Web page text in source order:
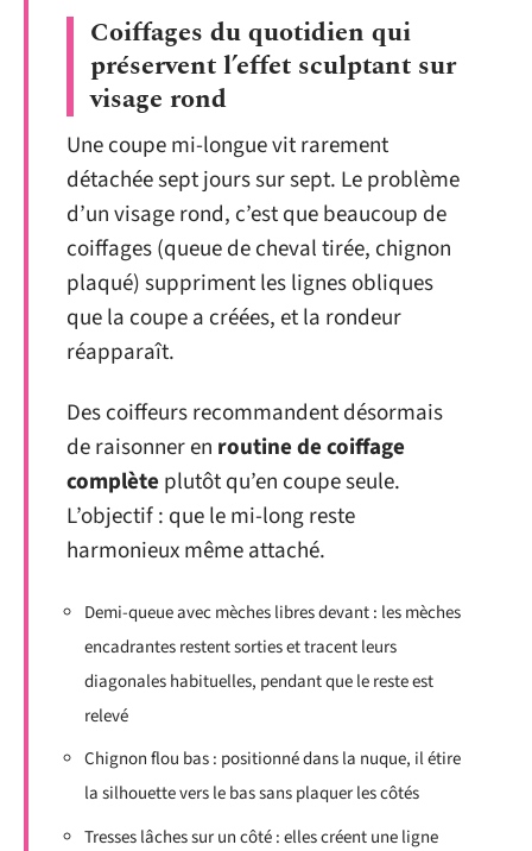
Coiffages du quotidien qui
préservent l’effet sculptant sur
visage rond
Une coupe mi-longue vit rarement
détachée sept jours sur sept. Le problème
d’un visage rond, c’est que beaucoup de
coiffages (queue de cheval tirée, chignon
plaqué) suppriment les lignes obliques
que la coupe a créées, et la rondeur
réapparaît.
Des coiffeurs recommandent désormais
de raisonner en routine de coiffage
complète plutôt qu’en coupe seule.
L’objectif : que le mi-long reste
harmonieux même attaché.
Demi-queue avec mèches libres devant : les mèches
encadrantes restent sorties et tracent leurs
diagonales habituelles, pendant que le reste est
relevé
Chignon flou bas : positionné dans la nuque, il étire
la silhouette vers le bas sans plaquer les côtés
Tresses lâches sur un côté : elles créent une ligne